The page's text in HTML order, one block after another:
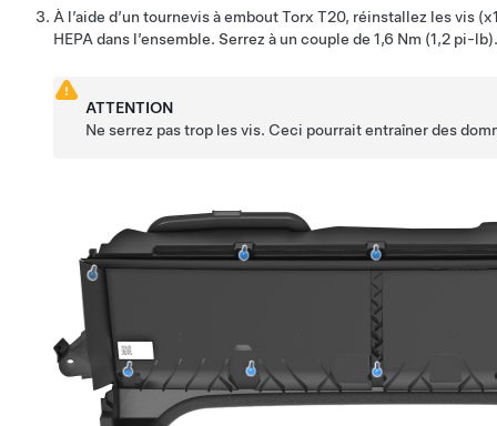
À l’aide d’un tournevis à embout Torx T20, réinstallez les vis
HEPA dans l’ensemble. Serrez à un couple de 1,6 Nm (1,2 pi-lb).
ATTENTION
Ne serrez pas trop les vis. Ceci pourrait entraîner des